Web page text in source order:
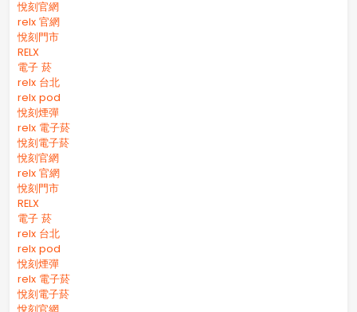
悅刻官網
relx 官網
悅刻門市
RELX
電子 菸
relx 台北
relx pod
悅刻煙彈
relx 電子菸
悅刻電子菸
悅刻官網
relx 官網
悅刻門市
RELX
電子 菸
relx 台北
relx pod
悅刻煙彈
relx 電子菸
悅刻電子菸
悅刻官網